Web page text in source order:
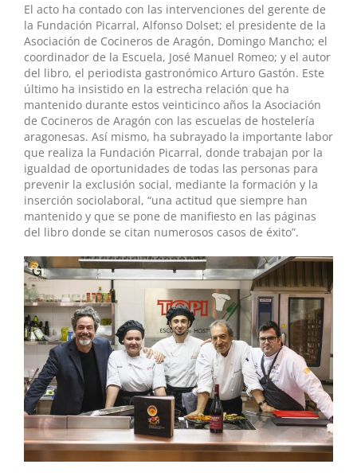
El acto ha contado con las intervenciones del gerente de
la Fundación Picarral, Alfonso Dolset; el presidente de la
Asociación de Cocineros de Aragón, Domingo Mancho; el
coordinador de la Escuela, José Manuel Romeo; y el autor
del libro, el periodista gastronómico Arturo Gastón. Este
último ha insistido en la estrecha relación que ha
mantenido durante estos veinticinco años la Asociación
de Cocineros de Aragón con las escuelas de hostelería
aragonesas. Así mismo, ha subrayado la importante labor
que realiza la Fundación Picarral, donde trabajan por la
igualdad de oportunidades de todas las personas para
prevenir la exclusión social, mediante la formación y la
inserción sociolaboral, “una actitud que siempre han
mantenido y que se pone de manifiesto en las páginas
del libro donde se citan numerosos casos de éxito”.